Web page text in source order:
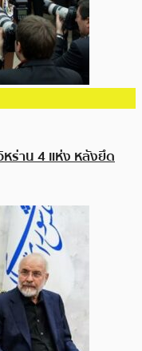
ร่าน 4 แห่ง หลังยึด